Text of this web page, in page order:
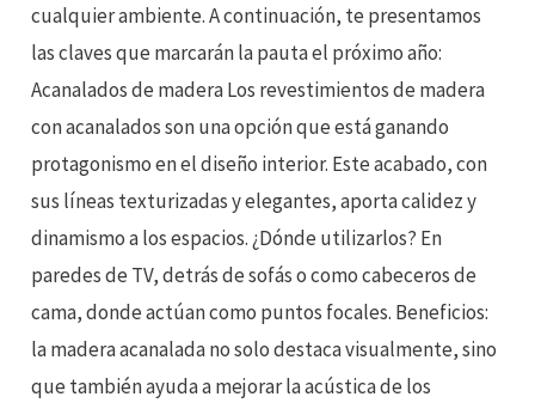
cualquier ambiente. A continuación, te presentamos
las claves que marcarán la pauta el próximo año:
Acanalados de madera Los revestimientos de madera
con acanalados son una opción que está ganando
protagonismo en el diseño interior. Este acabado, con
sus líneas texturizadas y elegantes, aporta calidez y
dinamismo a los espacios. ¿Dónde utilizarlos? En
paredes de TV, detrás de sofás o como cabeceros de
cama, donde actúan como puntos focales. Beneficios:
la madera acanalada no solo destaca visualmente, sino
que también ayuda a mejorar la acústica de los